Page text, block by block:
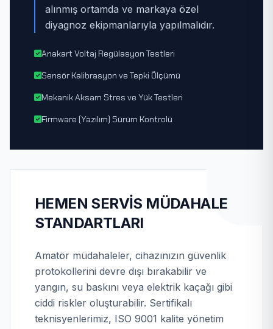
alınmış ortamda ve markaya özel
diyagnoz ekipmanlarıyla yapılmalıdır.
Anakart Voltaj Regülasyon Testleri
Sensör Kalibrasyon ve Tepki Ölçümü
Mekanik Aksam Stres ve Yük Testleri
Firmware (Yazılım) Sürüm Kontrolü
HEMEN SERVIS MÜDAHALE
STANDARTLARI
Amatör müdahaleler, cihazınızın güvenlik
protokollerini devre dışı bırakabilir ve
yangın, su baskını veya elektrik kaçağı gibi
ciddi riskler oluşturabilir. Sertifikalı
teknisyenlerimiz, ISO 9001 kalite yönetim